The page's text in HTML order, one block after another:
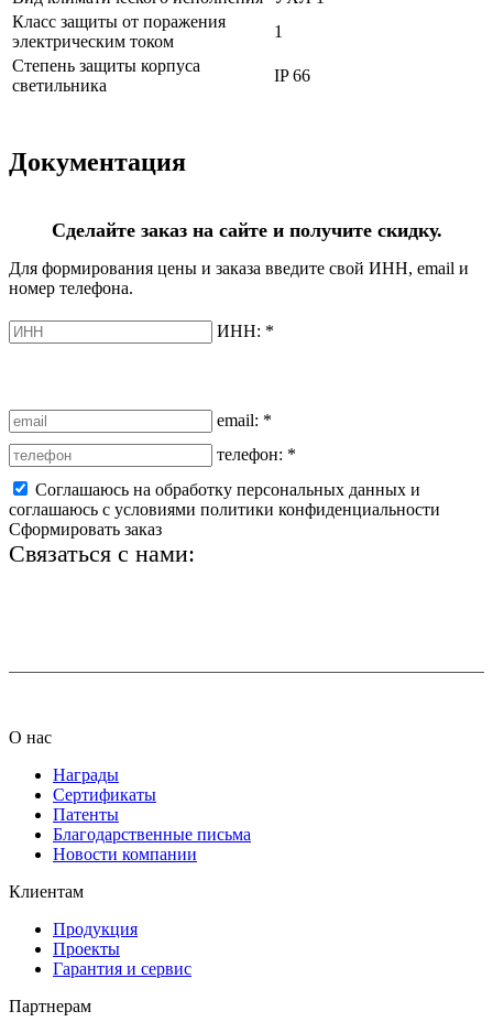
Класс защиты от поражения
электрическим током
1
Степень защиты корпуса
светильника
IP 66
Документация
Сделайте заказ на сайте и получите скидку.
Для формирования цены и заказа введите свой ИНН, email и
номер телефона.
ИНН: *
email: *
телефон: *
Соглашаюсь на обработку персональных данных и
соглашаюсь с условиями политики конфиденциальности
Сформировать заказ
Связаться с нами:
О нас
Награды
Сертификаты
Патенты
Благодарственные письма
Новости компании
Клиентам
Продукция
Проекты
Гарантия и сервис
Партнерам